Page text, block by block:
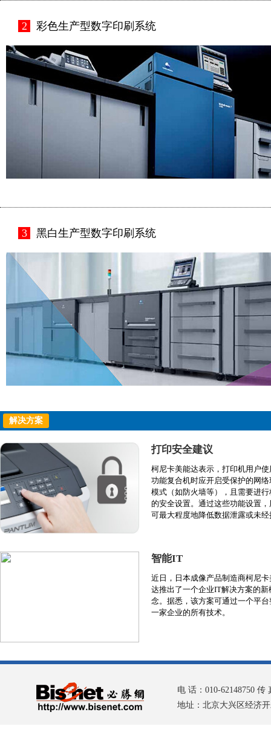
2 彩色生产型数字印刷系统
3 黑白生产型数字印刷系统
解决方案
打印安全建议
柯尼卡美能达表示，打印机用户使
功能复合机时应开启受保护的网络
模式（如防火墙等），且需要进行
的安全设置。通过这些功能设置，
可最大程度地降低数据泄露或未经
智能IT
近日，日本成像产品制造商柯尼卡
达推出了一个企业IT解决方案的新
念。据悉，该方案可通过一个平台
一家企业的所有技术。
电 话：010-62148750 传
地址：北京大兴区经济